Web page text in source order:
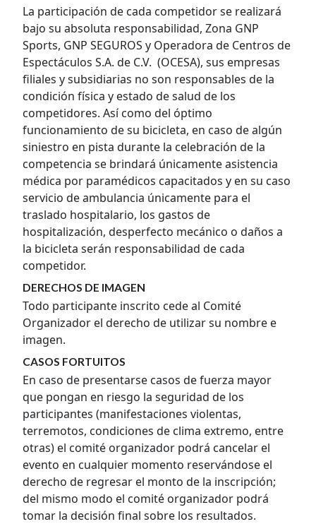
La participación de cada competidor se realizará
bajo su absoluta responsabilidad, Zona GNP
Sports, GNP SEGUROS y Operadora de Centros de
Espectáculos S.A. de C.V. (OCESA), sus empresas
filiales y subsidiarias no son responsables de la
condición física y estado de salud de los
competidores. Así como del óptimo
funcionamiento de su bicicleta, en caso de algún
siniestro en pista durante la celebración de la
competencia se brindará únicamente asistencia
médica por paramédicos capacitados y en su caso
servicio de ambulancia únicamente para el
traslado hospitalario, los gastos de
hospitalización, desperfecto mecánico o daños a
la bicicleta serán responsabilidad de cada
competidor.
DERECHOS DE IMAGEN
Todo participante inscrito cede al Comité
Organizador el derecho de utilizar su nombre e
imagen.
CASOS FORTUITOS
En caso de presentarse casos de fuerza mayor
que pongan en riesgo la seguridad de los
participantes (manifestaciones violentas,
terremotos, condiciones de clima extremo, entre
otras) el comité organizador podrá cancelar el
evento en cualquier momento reservándose el
derecho de regresar el monto de la inscripción;
del mismo modo el comité organizador podrá
tomar la decisión final sobre los resultados.